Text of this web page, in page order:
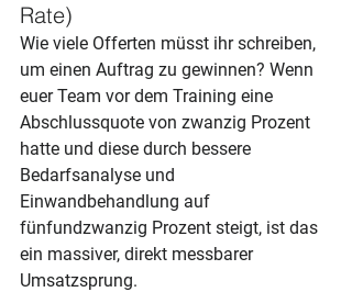
Rate)
Wie viele Offerten müsst ihr schreiben,
um einen Auftrag zu gewinnen? Wenn
euer Team vor dem Training eine
Abschlussquote von zwanzig Prozent
hatte und diese durch bessere
Bedarfsanalyse und
Einwandbehandlung auf
fünfundzwanzig Prozent steigt, ist das
ein massiver, direkt messbarer
Umsatzsprung.